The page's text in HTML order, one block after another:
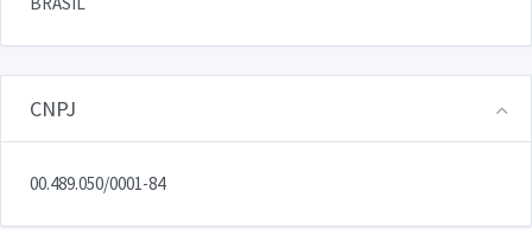
CNPJ
00.489.050/0001-84